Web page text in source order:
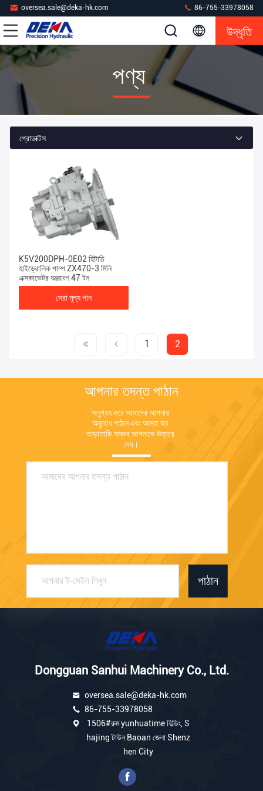
oversea.sale@deka-hk.com 86-755-33978058
উদ্ধৃতি
পণ্য
প্রোডাক্টস
K5V200DPH-0E02 হিটাচি
হাইড্রোলিক পাম্প ZX470-3 মিনি
এক্সকাভেটর যন্ত্রাংশ 47 টন
সেরা মূল্য পান
1 2
আপনার তদন্ত পাঠান
অনুগ্রহ করে আমাদের আপনার
অনুরোধ পাঠান এবং আমরা যত
তাড়াতাড়ি সম্ভব আপনাকে উত্তর
দেব।
পাঠান
Dongguan Sanhui Machinery Co., Ltd.
oversea.sale@deka-hk.com
86-755-33978058
1506#রুম yunhuatime বিল্ডিং, S
hajing টাউন Baoan জেলা Shenz
hen City